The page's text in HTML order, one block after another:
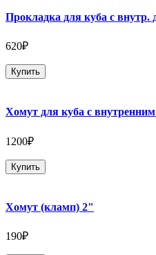
Прокладка для куба с внутр.
620₽
Купить
Хомут для куба с
1200₽
Купить
Хомут (кламп) 2"
190₽